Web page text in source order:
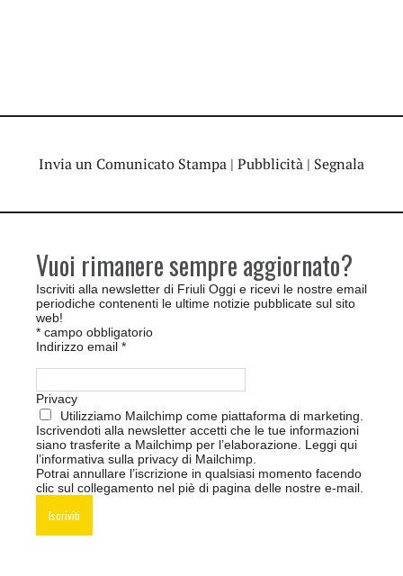
Invia un Comunicato Stampa | Pubblicità | Segnala
Vuoi rimanere sempre aggiornato?
Iscriviti alla newsletter di Friuli Oggi e ricevi le nostre email
periodiche contenenti le ultime notizie pubblicate sul sito
web!
* campo obbligatorio
Indirizzo email *
Privacy
Utilizziamo Mailchimp come piattaforma di marketing.
Iscrivendoti alla newsletter accetti che le tue informazioni
siano trasferite a Mailchimp per l’elaborazione. Leggi qui
l’informativa sulla privacy di Mailchimp
Potrai annullare l’iscrizione in qualsiasi momento facendo
clic sul collegamento nel piè di pagina delle nostre e-mail.